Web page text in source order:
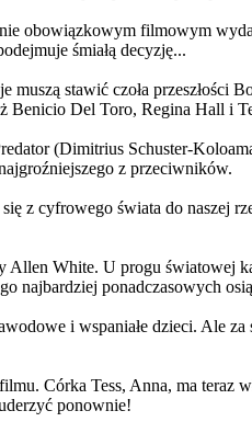
obowiązkowym filmowym
śmiałą decyzję...
stawić czoła przeszłości
Benicio Del Toro, Regina Hall i
(Dimitrius Schuster-
z przeciwników.
z cyfrowego świata do naszej
Allen White. U progu światowej
najbardziej ponadczasowych
i wspaniałe dzieci. Ale
Tess, Anna, ma teraz
ponownie!